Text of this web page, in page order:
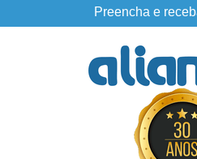
Preencha e